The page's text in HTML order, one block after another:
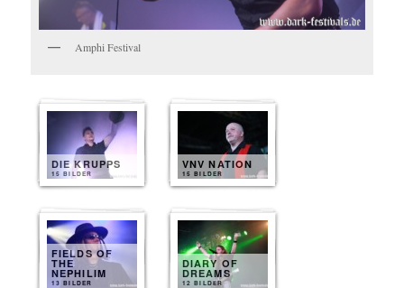
Amphi Festival
DIE KRUPPS
15 BILDER
VNV NATION
15 BILDER
FIELDS OF
THE
NEPHILIM
13 BILDER
DIARY OF
DREAMS
12 BILDER